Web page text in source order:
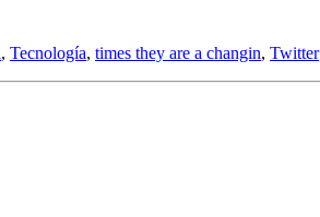
, Tecnología, times they are a changin, Twitter